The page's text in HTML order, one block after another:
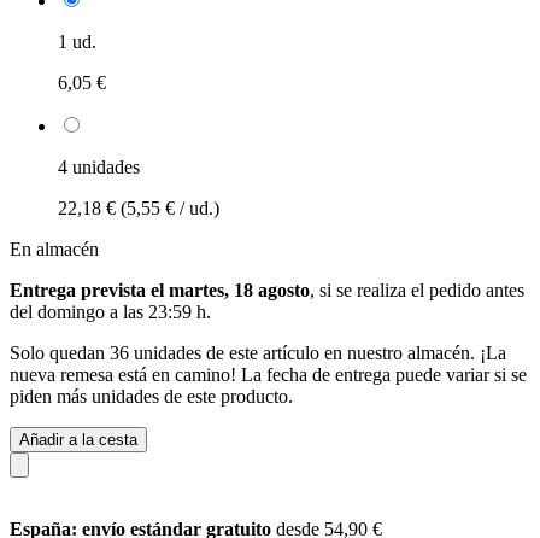
1 ud.
6,05 €
4 unidades
22,18 € (5,55 € / ud.)
En almacén
Entrega prevista el martes, 18 agosto, si se realiza el pedido antes
del domingo a las 23:59 h.
Solo quedan 36 unidades de este artículo en nuestro almacén. ¡La
nueva remesa está en camino! La fecha de entrega puede variar si se
piden más unidades de este producto.
Añadir a la cesta
España: envío estándar gratuito desde 54,90 €